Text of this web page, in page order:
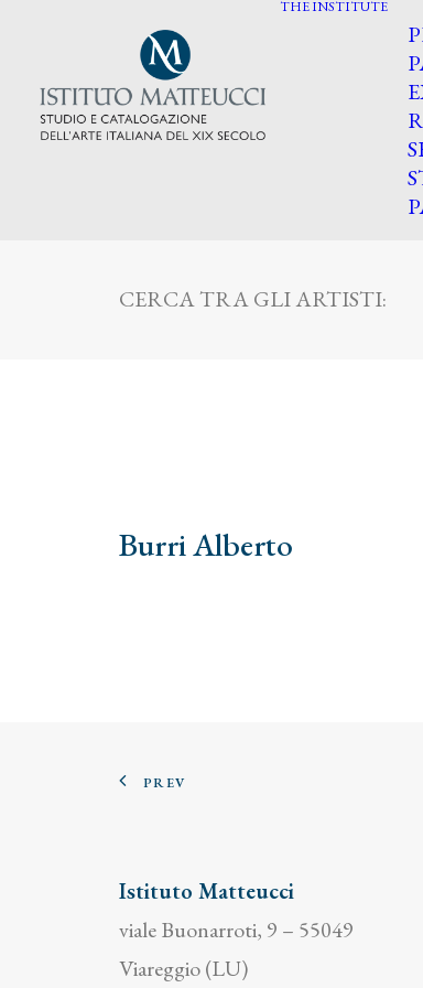
THE INSTITUTE
CERCA TRA GLI ARTISTI:
Burri Alberto
PREV
Istituto Matteucci
viale Buonarroti, 9 – 55049
Viareggio (LU)